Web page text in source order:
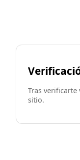
Tras verificarte
sitio.